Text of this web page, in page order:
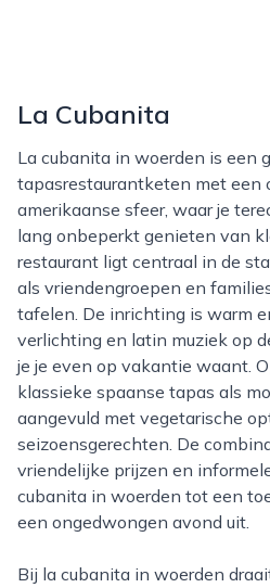
La Cubanita
La cubanita in woerden is een gezellige
tapasrestaurantketen met een
amerikaanse sfeer, waar je
lang onbeperkt genieten van
restaurant ligt centraal in de
als vriendengroepen en
tafelen. De inrichting is warm
verlichting en latin muziek op
je je even op vakantie waant.
klassieke spaanse tapas als
aangevuld met vegetarische
seizoensgerechten. De
vriendelijke prijzen en
cubanita in woerden tot een
een ongedwongen avond uit.
Bij la cubanita in woerden draait alles om het delen van